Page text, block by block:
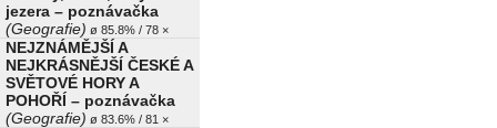
jezera – poznávačka
(Geografie) ø 85.8% / 78 ×
NEJZNÁMĚJŠÍ A
NEJKRÁSNĚJŠÍ ČESKÉ A
SVĚTOVÉ HORY A
POHOŘÍ – poznávačka
(Geografie) ø 83.6% / 81 ×